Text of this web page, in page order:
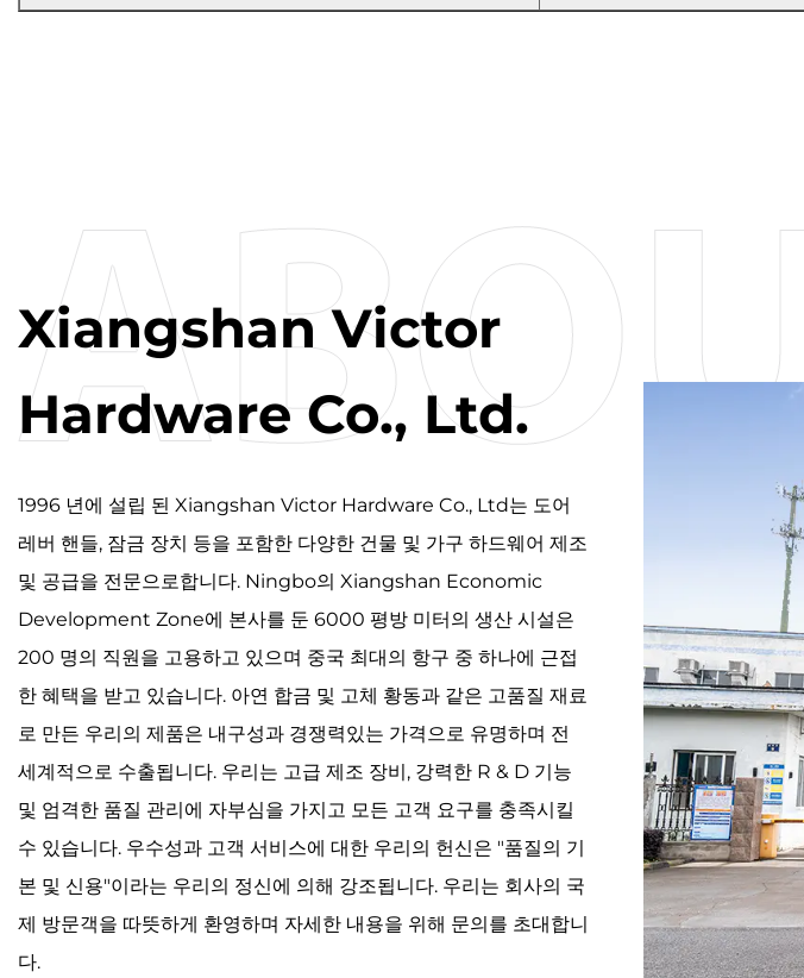
Xiangshan Victor
Hardware Co., Ltd.
1996 년에 설립 된 Xiangshan Victor Hardware Co., Ltd는 도어
레버 핸들, 잠금 장치 등을 포함한 다양한 건물 및 가구 하드웨어 제조
및 공급을 전문으로합니다. Ningbo의 Xiangshan Economic
Development Zone에 본사를 둔 6000 평방 미터의 생산 시설은
200 명의 직원을 고용하고 있으며 중국 최대의 항구 중 하나에 근접
한 혜택을 받고 있습니다. 아연 합금 및 고체 황동과 같은 고품질 재료
로 만든 우리의 제품은 내구성과 경쟁력있는 가격으로 유명하며 전
세계적으로 수출됩니다. 우리는 고급 제조 장비, 강력한 R & D 기능
및 엄격한 품질 관리에 자부심을 가지고 모든 고객 요구를 충족시킬
수 있습니다. 우수성과 고객 서비스에 대한 우리의 헌신은 "품질의 기
본 및 신용"이라는 우리의 정신에 의해 강조됩니다. 우리는 회사의 국
제 방문객을 따뜻하게 환영하며 자세한 내용을 위해 문의를 초대합니
다.